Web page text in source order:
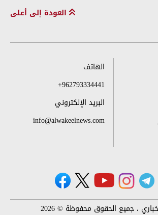
العودة إلى أعلى
الهاتف
+962793334441
البريد الإلكتروني
info@alwakeelnews.com
، جميع الحقوق محفوظة © 2026